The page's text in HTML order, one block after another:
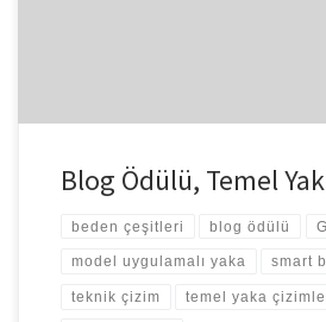
Blog Ödülü, Temel
beden çeşitleri blog ödülü
model uygulamalı yaka smart
teknik çizim temel yaka